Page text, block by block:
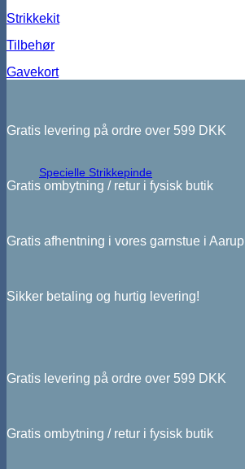
Specielle Strikkepinde
Strikkekit
Tilbehør
Gavekort
Gratis levering på ordre over 599 DKK
Gratis ombytning / retur i fysisk butik
Gratis afhentning i vores garnstue i Aarup
Sikker betaling og hurtig levering!
Gratis levering på ordre over 599 DKK
Gratis ombytning / retur i fysisk butik